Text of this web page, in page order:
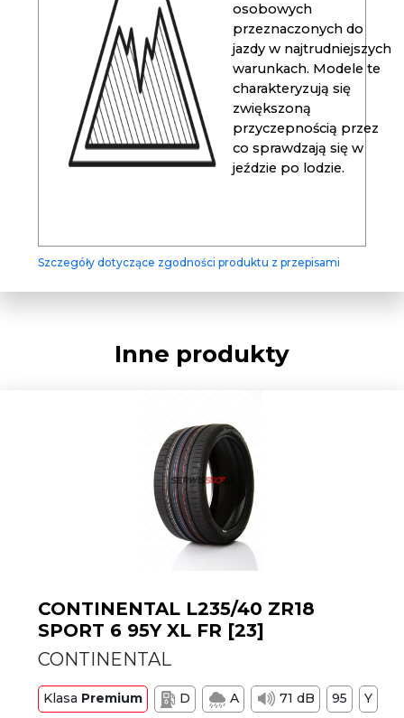
osobowych
przeznaczonych do
jazdy w najtrudniejszych
warunkach. Modele te
charakteryzują się
zwiększoną
przyczepnością przez
co sprawdzają się w
jeździe po lodzie.
Szczegóły dotyczące zgodności produktu z przepisami
Inne produkty
CONTINENTAL L235/40 ZR18
SPORT 6 95Y XL FR [23]
CONTINENTAL
Klasa Premium D A 71 dB 95 Y